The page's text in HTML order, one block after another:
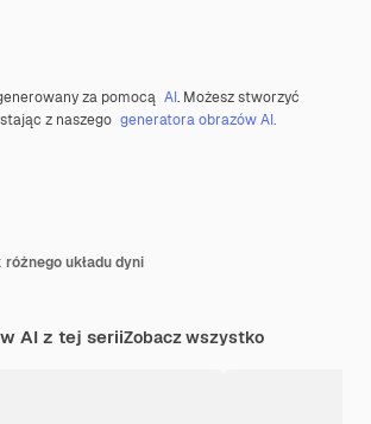
za pomocą AI. Możesz stworzyć
z naszego generatora obrazów AI.
układu dyni
AI z tej seriiZobacz wszystko